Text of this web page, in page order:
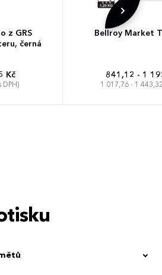
z GRS
černá
Kč
DPH)
Bellroy Market
841,12 - 1
1 017,76 - 1